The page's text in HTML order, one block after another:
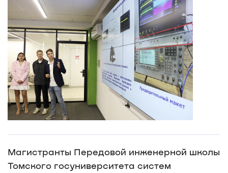
Магистранты Передовой инженерной школы
Томского госуниверситета систем